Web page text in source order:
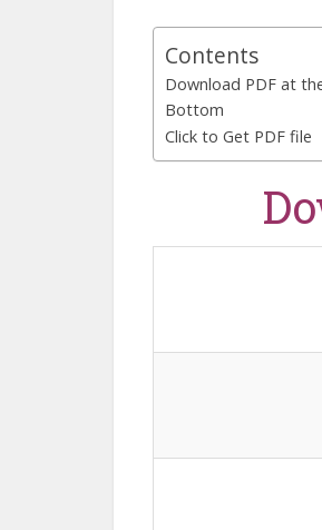
Contents
Download PDF at
Bottom
Click to Get PDF file